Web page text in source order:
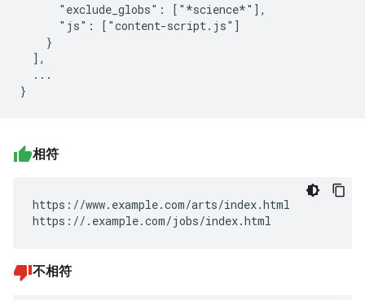
      "exclude_globs": ["*science*"],
      "js": ["content-script.js"]
    }
  ],
  ...
相符
https://www.example.com/arts/index.html
https://.example.com/jobs/index.html
不相符